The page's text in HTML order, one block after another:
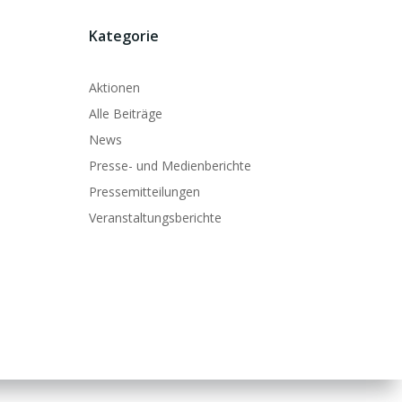
Kategorie
Aktionen
Alle Beiträge
News
Presse- und Medienberichte
Pressemitteilungen
Veranstaltungsberichte